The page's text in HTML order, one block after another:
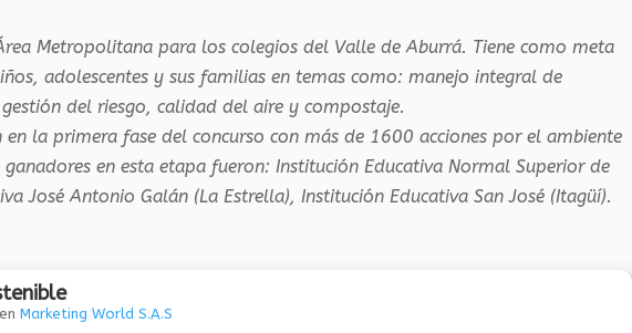
Metropolitana para los colegios del Valle de Aburrá. Tiene como meta
adolescentes y sus familias en temas como: manejo integral de
del riesgo, calidad del aire y compostaje.
la primera fase del concurso con más de 1600 acciones por el ambiente
en esta etapa fueron: Institución Educativa Normal Superior de
José Antonio Galán (La Estrella), Institución Educativa San José (Itagüí).
enMarketing World S.A.S